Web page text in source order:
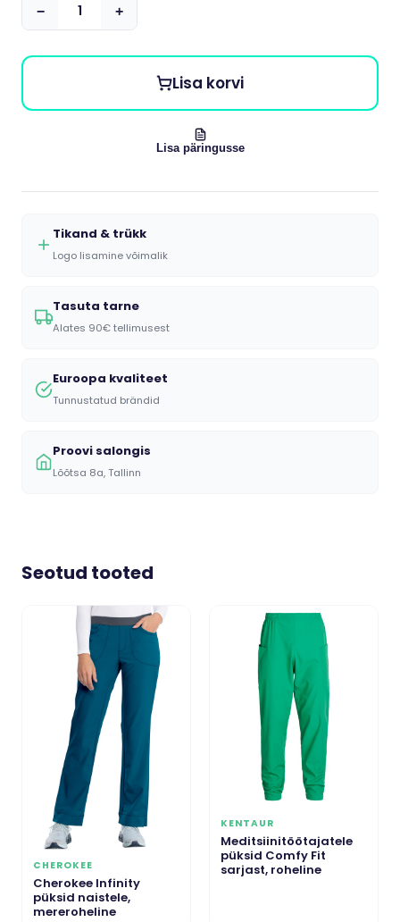
− +
Lisa korvi
Lisa päringusse
Tikand & trükk
Logo lisamine võimalik
Tasuta tarne
Alates 90€ tellimusest
Euroopa kvaliteet
Tunnustatud brändid
Proovi salongis
Lõõtsa 8a, Tallinn
Seotud tooted
CHEROKEE
Cherokee Infinity
püksid naistele,
mereroheline
KENTAUR
Meditsiinitöötajatele
püksid Comfy Fit
sarjast, roheline